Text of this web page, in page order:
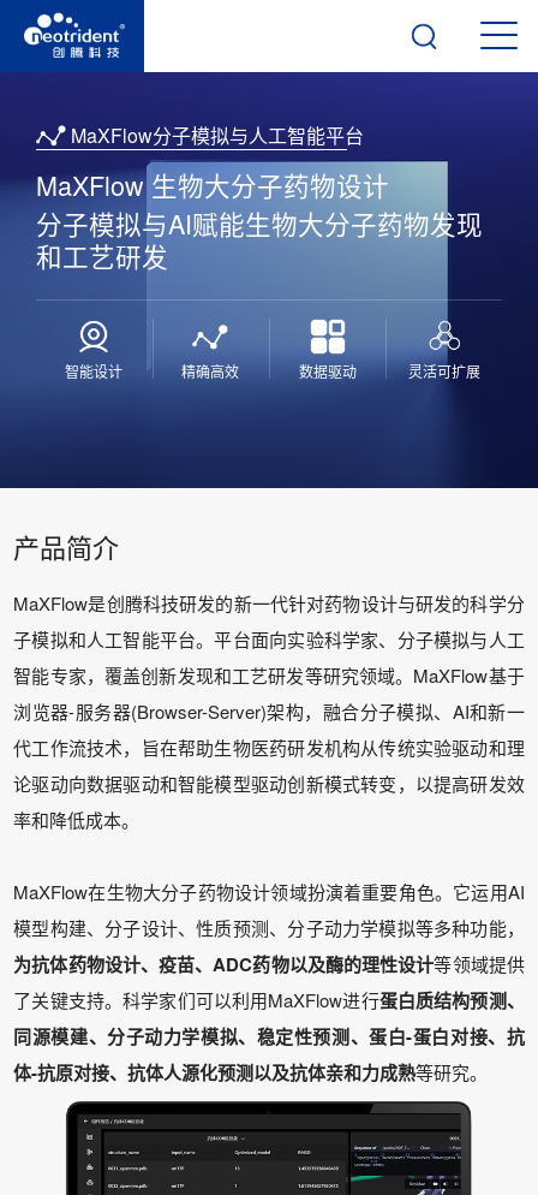
MaXFlow分子模拟与人工智能平台
MaXFlow 生物大分子药物设计
分子模拟与AI赋能生物大分子药物发现
和工艺研发
智能设计 精确高效 数据驱动 灵活可扩展
产品简介
MaXFlow是创腾科技研发的新一代针对药物设计与研发的科学分
子模拟和人工智能平台。平台面向实验科学家、分子模拟与人工
智能专家，覆盖创新发现和工艺研发等研究领域。MaXFlow基于
浏览器-服务器(Browser-Server)架构，融合分子模拟、AI和新一
代工作流技术，旨在帮助生物医药研发机构从传统实验驱动和理
论驱动向数据驱动和智能模型驱动创新模式转变，以提高研发效
率和降低成本。
MaXFlow在生物大分子药物设计领域扮演着重要角色。它运用AI
模型构建、分子设计、性质预测、分子动力学模拟等多种功能，
为抗体药物设计、疫苗、ADC药物以及酶的理性设计等领域提供
了关键支持。科学家们可以利用MaXFlow进行蛋白质结构预测、
同源模建、分子动力学模拟、稳定性预测、蛋白-蛋白对接、抗
体-抗原对接、抗体人源化预测以及抗体亲和力成熟等研究。